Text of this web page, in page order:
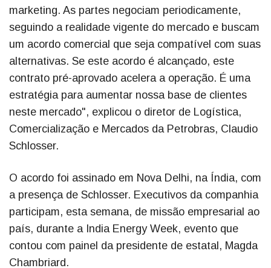
marketing. As partes negociam periodicamente,
seguindo a realidade vigente do mercado e buscam
um acordo comercial que seja compatível com suas
alternativas. Se este acordo é alcançado, este
contrato pré-aprovado acelera a operação. É uma
estratégia para aumentar nossa base de clientes
neste mercado", explicou o diretor de Logística,
Comercialização e Mercados da Petrobras, Claudio
Schlosser.
O acordo foi assinado em Nova Delhi, na Índia, com
a presença de Schlosser. Executivos da companhia
participam, esta semana, de missão empresarial ao
país, durante a India Energy Week, evento que
contou com painel da presidente de estatal, Magda
Chambriard.